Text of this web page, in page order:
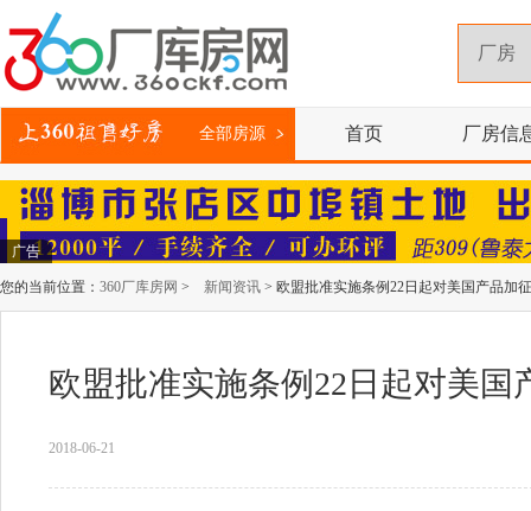
全部房源 首页 厂房信
广告
您的当前位置： 360厂库房网 > 新闻资讯 > 欧盟批准实施条例22日起对美国产品加
欧盟批准实施条例22日起对美国
2018-06-21